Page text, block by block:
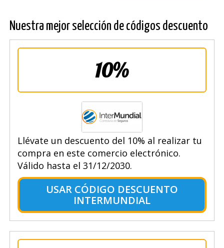
Nuestra mejor selección de códigos descuento
10%
Llévate un descuento del 10% al realizar tu
compra en este comercio electrónico.
Válido hasta el 31/12/2030.
USAR CÓDIGO DESCUENTO
INTERMUNDIAL